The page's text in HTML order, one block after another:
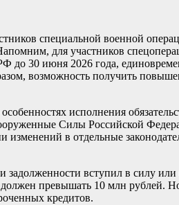
специальной военной
для участников
30 июня 2026 года,
возможность получить
исполнения
Силы Российской
в отдельные
вступил в силу
превышать 10 млн рублей.
кредитов.